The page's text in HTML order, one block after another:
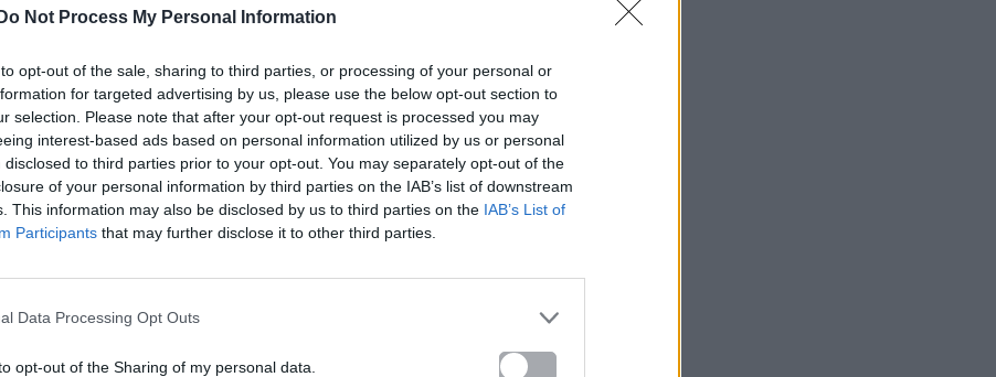
Do Not Process My Personal Information
opt-out of the sale, sharing to third parties, or processing of your personal or
for targeted advertising by us, please use the below opt-out section to
selection. Please note that after your opt-out request is processed you may
interest-based ads based on personal information utilized by us or personal
disclosed to third parties prior to your opt-out. You may separately opt-out of the
of your personal information by third parties on the IAB’s list of downstream
This information may also be disclosed by us to third parties on the IAB’s List of
Participants that may further disclose it to other third parties.
Data Processing Opt Outs
opt-out of the Sharing of my personal data.